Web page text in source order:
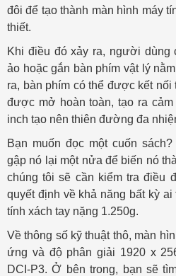
đôi để tạo thành màn hình máy
thiết.
Khi điều đó xảy ra, người dùng
ảo hoặc gắn bàn phím vật lý
ra, bàn phím có thể được kết nối
được mở hoàn toàn, tạo ra
inch tạo nên thiên đường đa
Bạn muốn đọc một cuốn
gập nó lại một nửa để biến nó
chúng tôi sẽ cần kiểm tra điều
quyết định về khả năng bất kỳ
tính xách tay nặng 1.250g.
Về thông số kỹ thuật thô, màn
ứng và độ phân giải 1920 x
DCI-P3. Ở bên trong, bạn sẽ